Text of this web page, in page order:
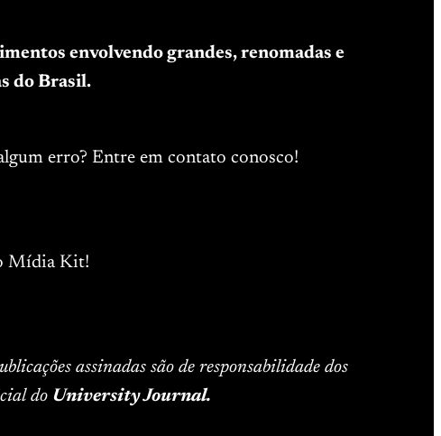
envolvendo grandes, renomadas e
do Brasil.
erro? Entre em contato conosco!
Mídia Kit!
assinadas são de responsabilidade dos
do University Journal.